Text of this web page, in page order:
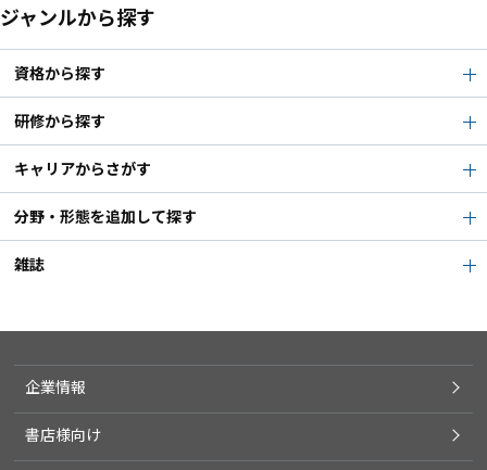
ジャンルから探す
資格から探す
研修から探す
キャリアからさがす
分野・形態を追加して探す
雑誌
企業情報
書店様向け